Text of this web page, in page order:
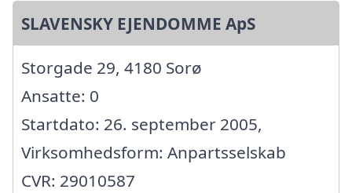
SLAVENSKY EJENDOMME ApS
Storgade 29, 4180 Sorø
Ansatte: 0
Startdato: 26. september 2005,
Virksomhedsform: Anpartsselskab
CVR: 29010587